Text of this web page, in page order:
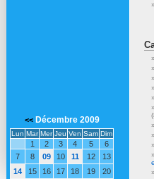
<<Décembre 2009
Lun Mar Mer Jeu Ven Sam Dim
1 2 3 4 5
6
7
8 09 10 11 12
13
14
15 16 17 18 19
20